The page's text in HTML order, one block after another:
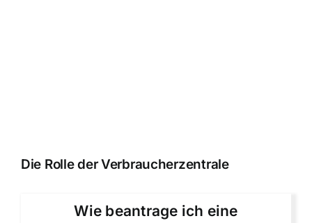
Die Rolle der Verbraucherzentrale
Wie beantrage ich eine